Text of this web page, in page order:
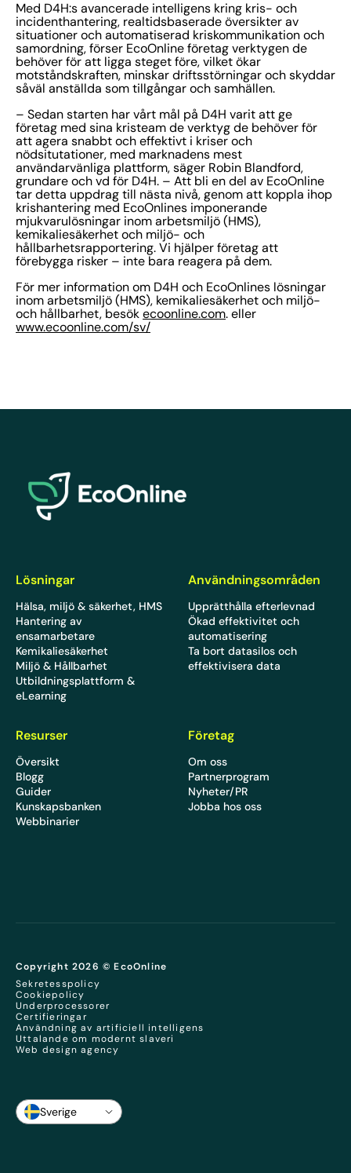
Med D4H:s avancerade intelligens kring kris- och
incidenthantering, realtidsbaserade översikter av
situationer och automatiserad kriskommunikation och
samordning, förser EcoOnline företag verktygen de
behöver för att ligga steget före, vilket ökar
motståndskraften, minskar driftsstörningar och skyddar
såväl anställda som tillgångar och samhällen.
– Sedan starten har vårt mål på D4H varit att ge
företag med sina kristeam de verktyg de behöver för
att agera snabbt och effektivt i kriser och
nödsitutationer, med marknadens mest
användarvänliga plattform, säger Robin Blandford,
grundare och vd för D4H. – Att bli en del av EcoOnline
tar detta uppdrag till nästa nivå, genom att koppla ihop
krishantering med EcoOnlines imponerande
mjukvarulösningar inom arbetsmiljö (HMS),
kemikaliesäkerhet och miljö- och
hållbarhetsrapportering. Vi hjälper företag att
förebygga risker – inte bara reagera på dem.
För mer information om D4H och EcoOnlines lösningar
inom arbetsmiljö (HMS), kemikaliesäkerhet och miljö-
och hållbarhet, besök ecoonline.com. eller
www.ecoonline.com/sv/
Lösningar
Hälsa, miljö & säkerhet, HMS
Hantering av
ensamarbetare
Kemikaliesäkerhet
Miljö & Hållbarhet
Utbildningsplattform &
eLearning
Användningsområden
Upprätthålla efterlevnad
Ökad effektivitet och
automatisering
Ta bort datasilos och
effektivisera data
Resurser
Översikt
Blogg
Guider
Kunskapsbanken
Webbinarier
Företag
Om oss
Partnerprogram
Nyheter/PR
Jobba hos oss
Copyright 2026 © EcoOnline
Sekretesspolicy
Cookiepolicy
Underprocessorer
Certifieringar
Användning av artificiell intelligens
Uttalande om modernt slaveri
Web design agency
Sverige